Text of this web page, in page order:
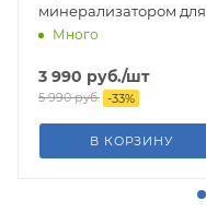
минерализатором для
Престиж М
Много
3 990 руб./шт
5 990руб. -33%
В КОРЗИНУ